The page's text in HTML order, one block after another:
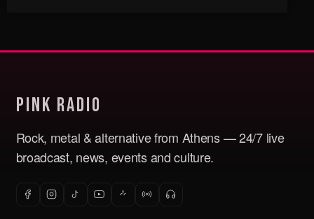
Pink Radio
Rock, metal & alternative from Athens — 24/7 live
broadcast, news, events and culture.